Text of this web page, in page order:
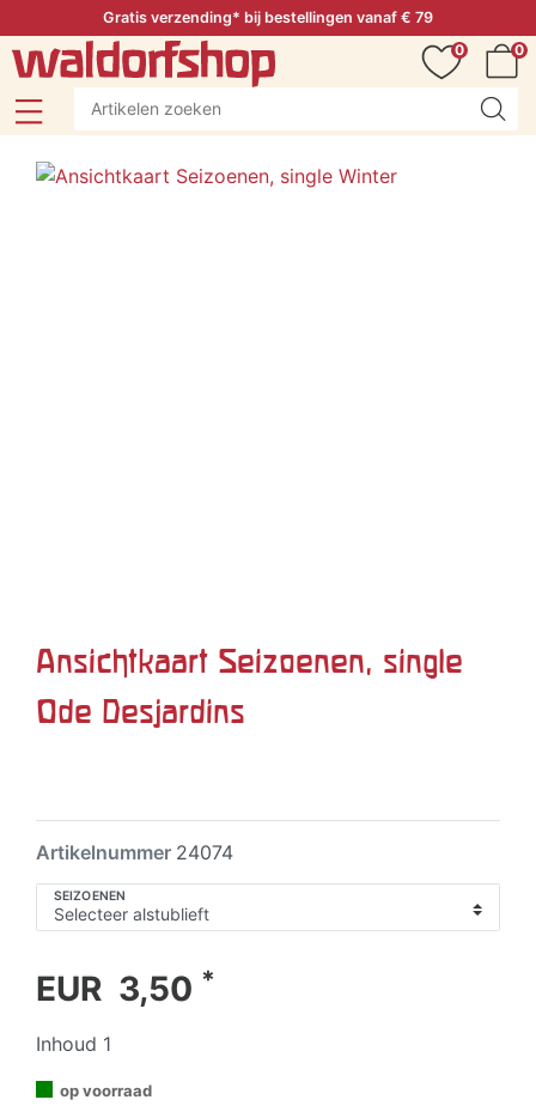
Gratis verzending* bij bestellingen vanaf € 79
0
0
Ansichtkaart Seizoenen, single
Ode Desjardins
Artikelnummer 24074
SEIZOENEN
EUR 3,50 *
Inhoud 1
op voorraad